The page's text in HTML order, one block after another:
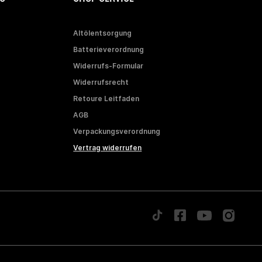
Altölentsorgung
Batterieverordnung
Widerrufs-Formular
Widerrufsrecht
Retoure Leitfaden
AGB
Verpackungsverordnung
Vertrag widerrufen